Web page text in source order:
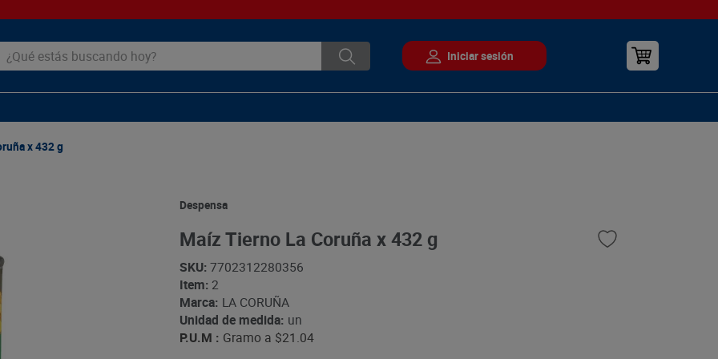
estás buscando hoy?
x 432 g
Despensa
Maíz Tierno La Coruña x 432 g
SKU: 7702312280356
Item: 2
Marca: LA CORUÑA
Unidad de medida: un
P.U.M : Gramo a $21.04